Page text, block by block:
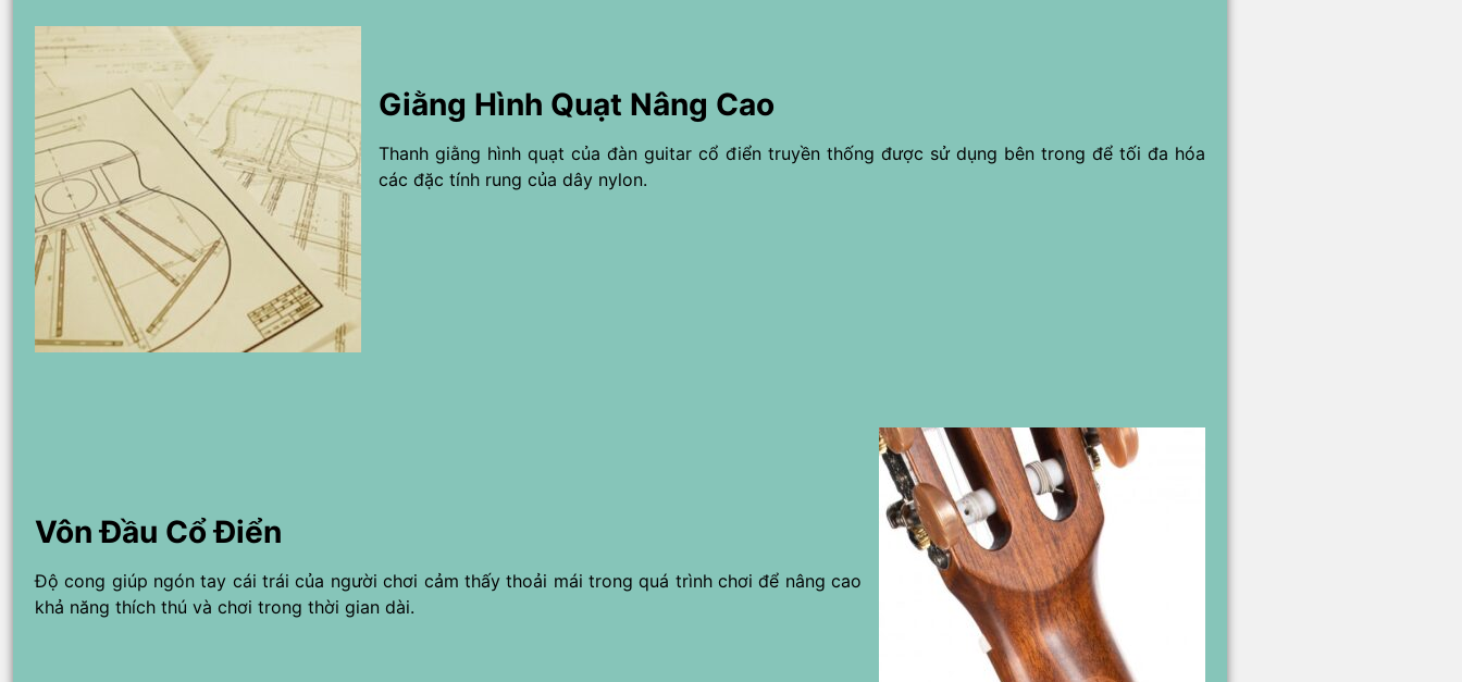
Giằng Hình Quạt Nâng Cao
Thanh giằng hình quạt của đàn guitar cổ điển truyền thống được sử dụng bên trong để tối đa hóa
các đặc tính rung của dây nylon.
Vôn Đầu Cổ Điển
Độ cong giúp ngón tay cái trái của người chơi cảm thấy thoải mái trong quá trình chơi để nâng cao
khả năng thích thú và chơi trong thời gian dài.